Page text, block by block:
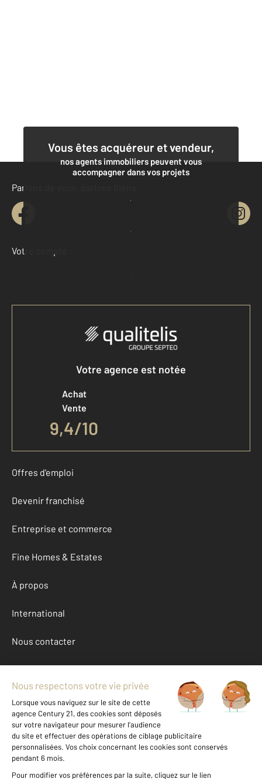
Vous êtes acquéreur et vendeur,
nos agents immobiliers peuvent vous
accompagner dans vos projets
Contacter l'agence
Demander une estimation
Parlons de vous, parlons biens
Votre compte :
Accéder à mon compte
Votre agence est notée
Achat
Vente
9,4/10
Offres d'emploi
Devenir franchisé
Entreprise et commerce
Fine Homes & Estates
À propos
International
Nous contacter
Mentions légales & CGU et Barèmes d'honoraires
Données personnelles
Gestionnaire des cookies